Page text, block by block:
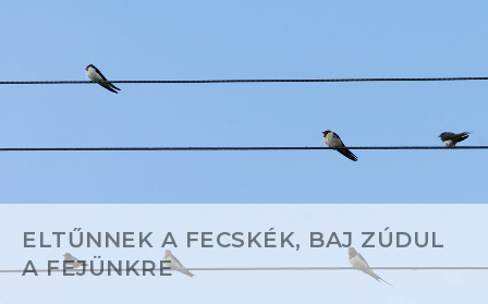
ELTŰNNEK A FECSKÉK, BAJ ZÚDUL
A FEJÜNKRE